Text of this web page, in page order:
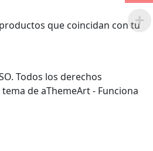
que coincidan con tu
Todos los derechos
tema de aThemeArt - Funciona